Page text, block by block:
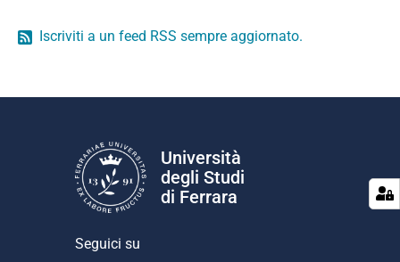
Iscriviti a un feed RSS sempre aggiornato.
Università
degli Studi
di Ferrara
Seguici su